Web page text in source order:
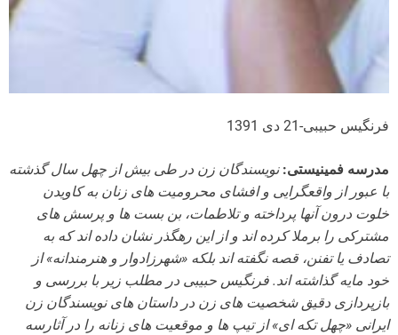
فرنگیس حبیبی-21 دی 1391
مدرسه فمینیستی: نویسندگان زن در طی بیش از چهل سال گذشته
با عبور از واقعگرایی و افشای محرومیت های زنان به کاویدن
خلوت درون آنها پرداخته و تلاطمات، بن بست ها و پرسش های
مشترکی را برملا کرده اند و از این رهگذر نشان داده اند که به
تصادف یا تفنن، قصه نگفته اند بلکه «شهرزادوار و هنرمندانه» از
خود مایه گذاشته اند. فرنگیس حبیبی در مطلب زیر با بررسی و
بازپردازی دقیق شخصیت های زن در داستان های نویسندگان زن
ایرانی «چهل تکه ای» از تیپ ها و موقعیت های زنانه را در آثارسه